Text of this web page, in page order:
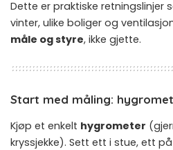
Dette er praktiske retningslinjer
vinter, ulike boliger og
måle og styre, ikke gjette.
Start med måling:
Kjøp et enkelt hygrometer
kryssjekke). Sett ett i stue, ett